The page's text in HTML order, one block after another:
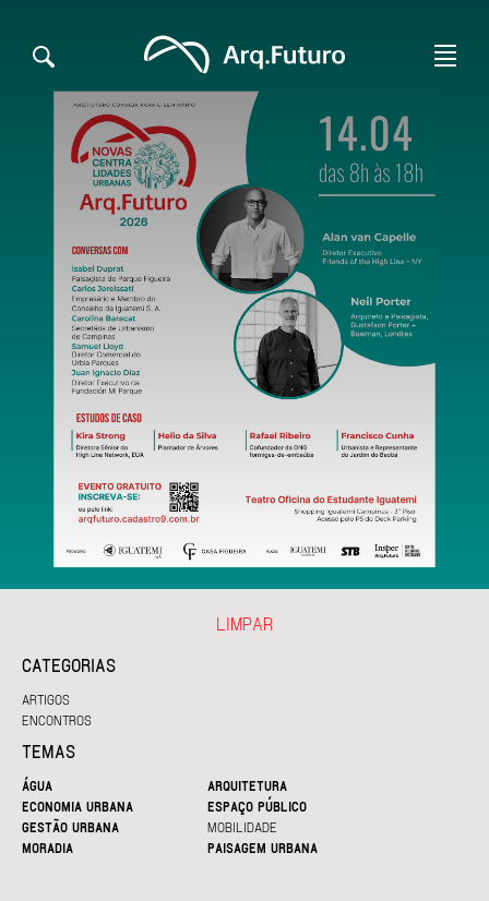
CATEGORIAS
ARTIGOS
ENCONTROS
TEMAS
ÁGUA
ARQUITETURA
ECONOMIA URBANA
ESPAÇO PÚBLICO
GESTÃO URBANA
MOBILIDADE
MORADIA
PAISAGEM URBANA
LIMPAR